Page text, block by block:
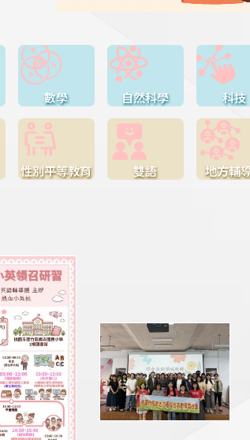
數學 自然科學 科技
性別平等教育 雙語 地方輔